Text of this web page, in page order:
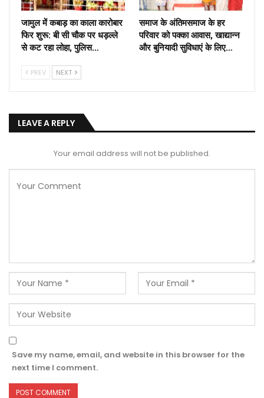
जामुल में कबाड़ का काला कारोबार
फिर शुरू: बी सी चौक पर धड़ल्ले
से कट रहा लोहा, पुलिस…
समाज के अंतिमसमाज के हर
परिवार को पक्का आवास, खाद्यान्न
और बुनियादी सुविधाएं के लिए…
PREV NEXT
LEAVE A REPLY
Your email address will not be published.
Save my name, email, and website in this browser for the
next time I comment.